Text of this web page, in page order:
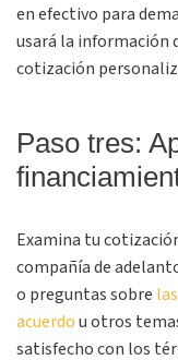
en efectivo para
usará la información
cotización
Paso tres:
Examina tu
compañía de
o preguntas sobre
acuerdou otros
satisfecho con los